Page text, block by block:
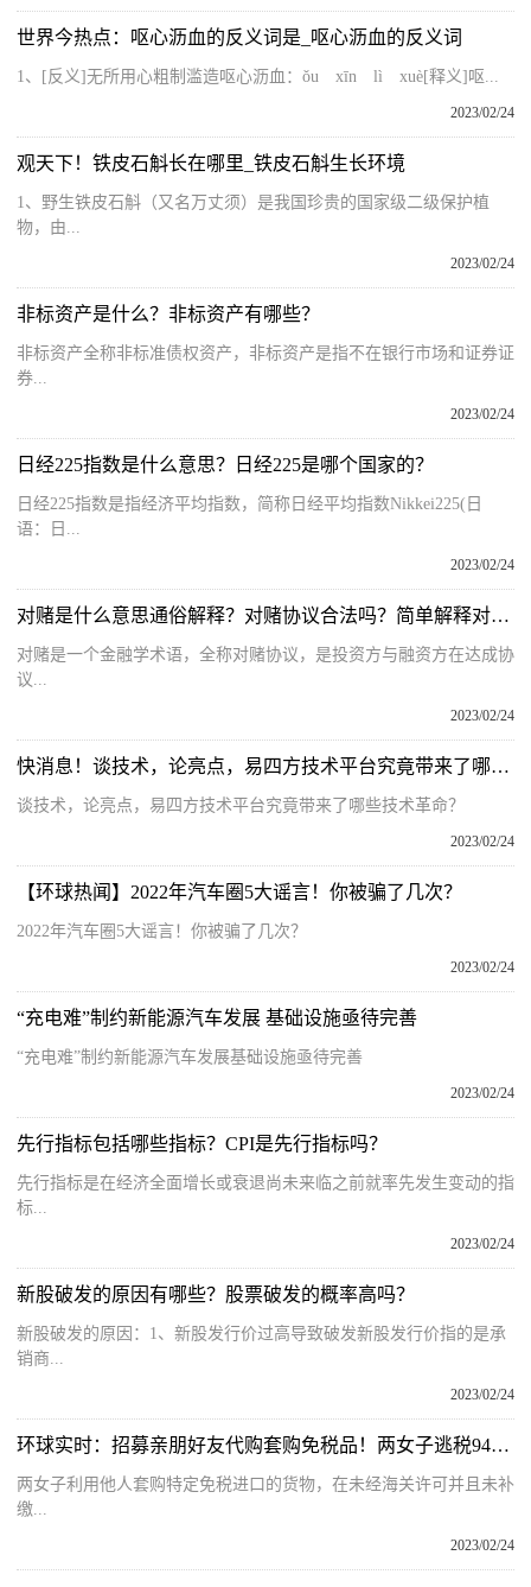
世界今热点：呕心沥血的反义词是_呕心沥血的反义词
1、[反义]无所用心粗制滥造呕心沥血：ǒu xīn lì xuè[释义]呕...
2023/02/24
观天下！铁皮石斛长在哪里_铁皮石斛生长环境
1、野生铁皮石斛（又名万丈须）是我国珍贵的国家级二级保护植
物，由...
2023/02/24
非标资产是什么？非标资产有哪些？
非标资产全称非标准债权资产，非标资产是指不在银行市场和证券证
券...
2023/02/24
日经225指数是什么意思？日经225是哪个国家的？
日经225指数是指经济平均指数，简称日经平均指数Nikkei225(日
语：日...
2023/02/24
对赌是什么意思通俗解释？对赌协议合法吗？简单解释对赌协议
对赌是一个金融学术语，全称对赌协议，是投资方与融资方在达成协
议...
2023/02/24
快消息！谈技术，论亮点，易四方技术平台究竟带来了哪些技术革命？
谈技术，论亮点，易四方技术平台究竟带来了哪些技术革命？
2023/02/24
【环球热闻】2022年汽车圈5大谣言！你被骗了几次？
2022年汽车圈5大谣言！你被骗了几次？
2023/02/24
“充电难”制约新能源汽车发展 基础设施亟待完善
“充电难”制约新能源汽车发展基础设施亟待完善
2023/02/24
先行指标包括哪些指标？CPI是先行指标吗？
先行指标是在经济全面增长或衰退尚未来临之前就率先发生变动的指
标...
2023/02/24
新股破发的原因有哪些？股票破发的概率高吗？
新股破发的原因：1、新股发行价过高导致破发新股发行价指的是承
销商...
2023/02/24
环球实时：招募亲朋好友代购套购免税品！两女子逃税94万余元被判刑……
两女子利用他人套购特定免税进口的货物，在未经海关许可并且未补
缴...
2023/02/24